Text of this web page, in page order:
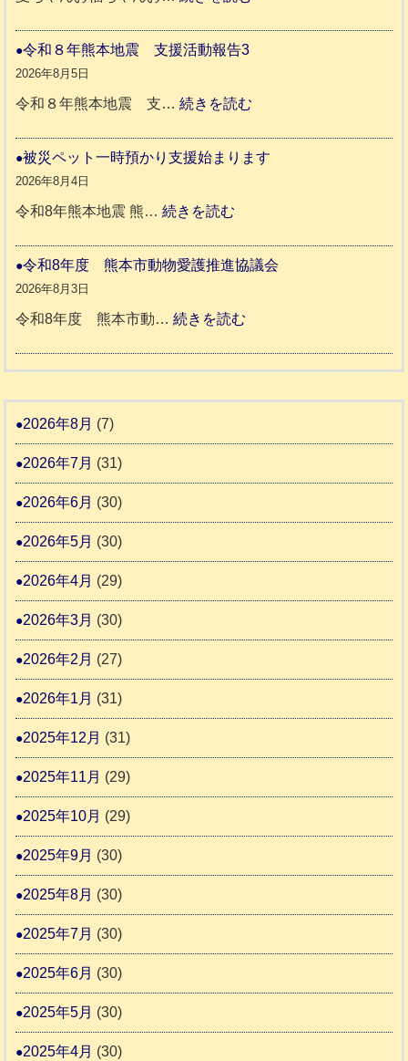
リ
ッ
さ
ん
ト
人
ホ
日
1
令和８年熊本地震 支援活動報告3
2026年8月5日
令和８年熊本地震 支…続きを読む
和
本
支
告
被災ペット一時預かり支援始まります
2026年8月4日
令和8年熊本地震 熊…続きを読む
災
ッ
か
す
令和8年度 熊本市動物愛護推進協議会
2026年8月3日
令和8年度 熊本市動…続きを読む
和
度
本
物
推
2026年8月 (7)
2026年7月 (31)
2026年6月 (30)
2026年5月 (30)
2026年4月 (29)
2026年3月 (30)
2026年2月 (27)
2026年1月 (31)
2025年12月 (31)
2025年11月 (29)
2025年10月 (29)
2025年9月 (30)
2025年8月 (30)
2025年7月 (30)
2025年6月 (30)
2025年5月 (30)
2025年4月 (30)